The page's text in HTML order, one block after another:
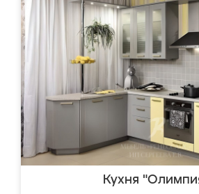
Кухня